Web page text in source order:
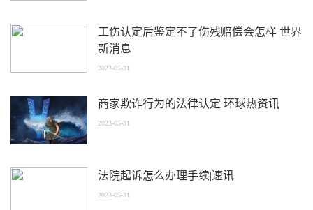
工伤认定后鉴定不了伤残赔偿会怎样 世界
新消息
2023-05-31
商家欺诈行为的法律认定 环球热资讯
2023-05-31
法院起诉怎么办理手续|速讯
2023-05-31